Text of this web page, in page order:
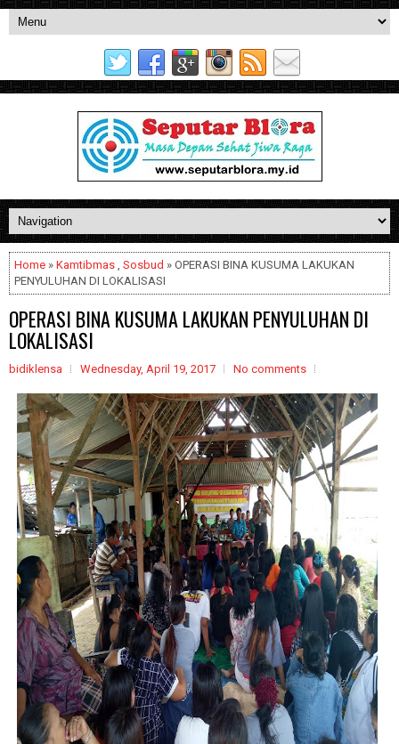
Home » Kamtibmas , Sosbud » OPERASI BINA KUSUMA LAKUKAN
PENYULUHAN DI LOKALISASI
OPERASI BINA KUSUMA LAKUKAN PENYULUHAN DI
LOKALISASI
bidiklensa Wednesday, April 19, 2017 No comments